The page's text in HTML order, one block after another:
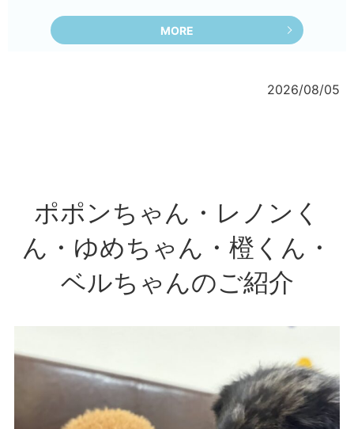
MORE
2026/08/05
ポポンちゃん・レノンく
ん・ゆめちゃん・橙くん・
ベルちゃんのご紹介